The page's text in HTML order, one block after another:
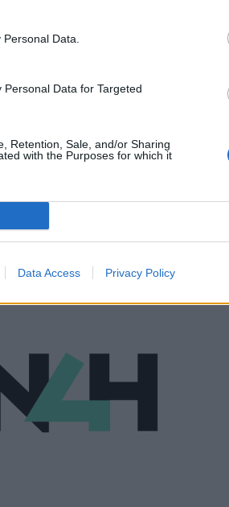
Data.
Data for Targeted
Retention, Sale, and/or Sharing
with the Purposes for which it
Data Access Privacy Policy
11/02/2021 - 17:10
συνδέεται με το
που παρουσίασε
στην Κέρκυρα